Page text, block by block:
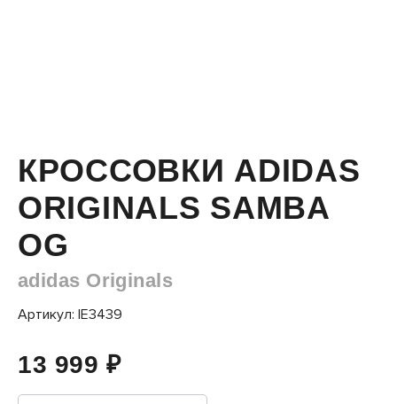
КРОССОВКИ ADIDAS
ORIGINALS SAMBA
OG
adidas Originals
Артикул: IE3439
13 999 ₽